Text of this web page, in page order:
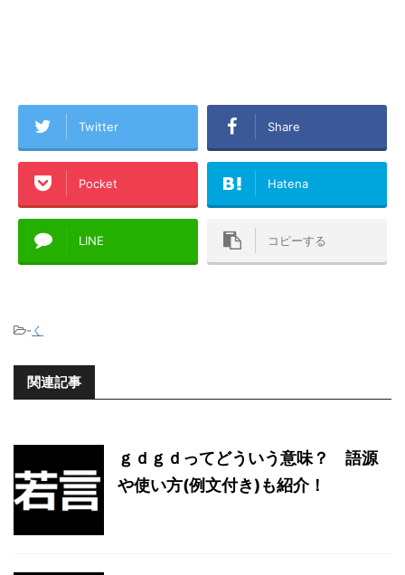
Twitter Share
Pocket Hatena
LINE コピーする
- く
関連記事
ｇｄｇｄってどういう意味？ 語源
や使い方(例文付き)も紹介！